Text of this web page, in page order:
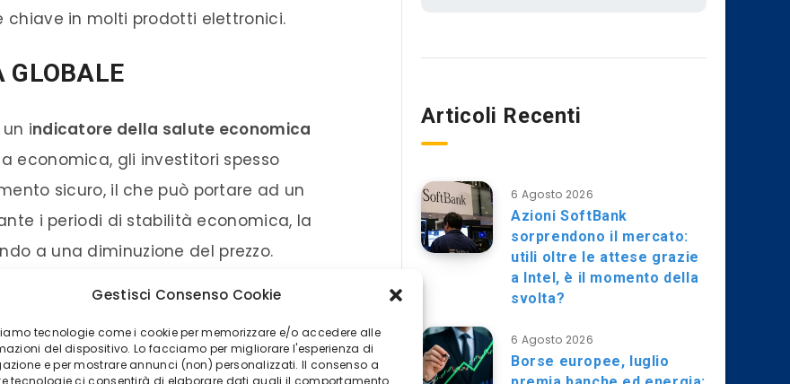
Gestisci Consenso Cookie
tecnologie come i cookie per memorizzare e/o accedere alle
del dispositivo. Lo facciamo per migliorare l'esperienza di
e per mostrare annunci (non) personalizzati. Il consenso a
tecnologie ci consentirà di elaborare dati quali il comportamento
chiave in molti prodotti elettronici.
GLOBALE
indicatore della salute economica
economica, gli investitori spesso
sicuro, il che può portare ad un
i periodi di stabilità economica, la
a una diminuzione del prezzo.
possono influenzare il prezzo
le guerre e le tensioni tra i paesi possono
rifugio. Inoltre, le sanzioni
Articoli Recenti
6 Agosto 2026
Azioni SoftBank
sorprendono il mercato:
utili oltre le attese grazie
a Intel, è il momento della
svolta?
6 Agosto 2026
Borse europee, luglio